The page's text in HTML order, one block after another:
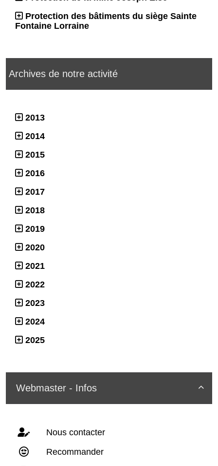
Protection des bâtiments du siège Sainte
Fontaine Lorraine
Archives de notre activité
2013
2014
2015
2016
2017
2018
2019
2020
2021
2022
2023
2024
2025

Webmaster - Infos
Nous contacter
Recommander